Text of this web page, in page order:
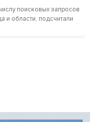
поисковых запросов
и области, подсчитали